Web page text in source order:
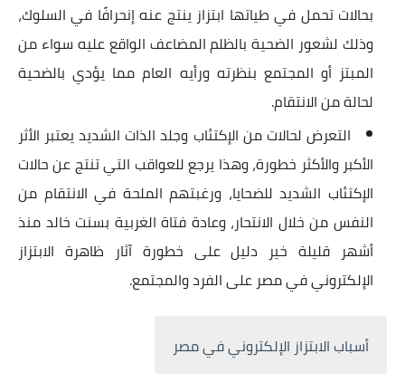
بحالات تحمل في طياتها ابتزاز ينتج عنه إنحرافًا في السلوك،
وذلك لشعور الضحية بالظلم المضاعف الواقع عليه سواء من
المبتز أو المجتمع بنظرته ورأيه العام مما يؤدي بالضحية
لحالة من الانتقام.
التعرض لحالات من الإكتئاب وجلد الذات الشديد يعتبر الأثر
الأكبر والأكثر خطورة، وهذا يرجع للعواقب التي تنتج عن حالات
الإكتئاب الشديد للضحايا، ورغبتهم الملحة في الانتقام من
النفس من خلال الانتحار، وعادة فتاة الغربية بسنت خالد منذ
أشهر قليلة خير دليل على خطورة آثار ظاهرة الابتزاز
الإلكتروني في مصر على الفرد والمجتمع.
أسباب الابتزاز الإلكتروني في مصر